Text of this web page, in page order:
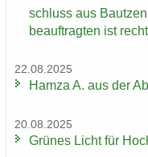
schluss aus
be­auf­trag­ten ist
22.08.2025
Hamza A. aus der
20.08.2025
Grü­nes Licht für